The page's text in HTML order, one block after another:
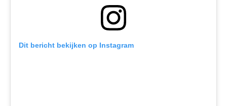
Dit bericht bekijken op Instagram